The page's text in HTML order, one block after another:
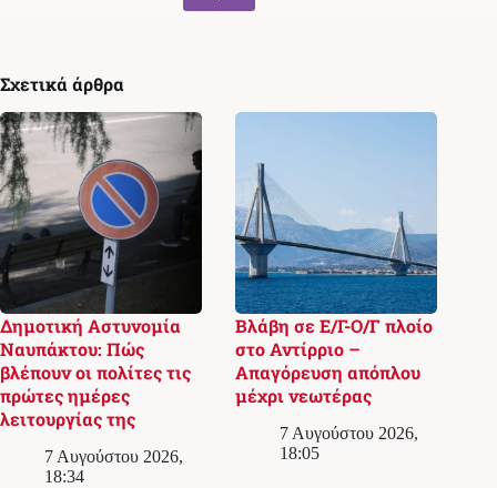
Σχετικά άρθρα
Δημοτική Αστυνομία
Ναυπάκτου: Πώς
βλέπουν οι πολίτες τις
πρώτες ημέρες
λειτουργίας της
7 Αυγούστου 2026,
18:34
Βλάβη σε Ε/Γ-Ο/Γ πλοίο
στο Αντίρριο –
Απαγόρευση απόπλου
μέχρι νεωτέρας
7 Αυγούστου 2026,
18:05